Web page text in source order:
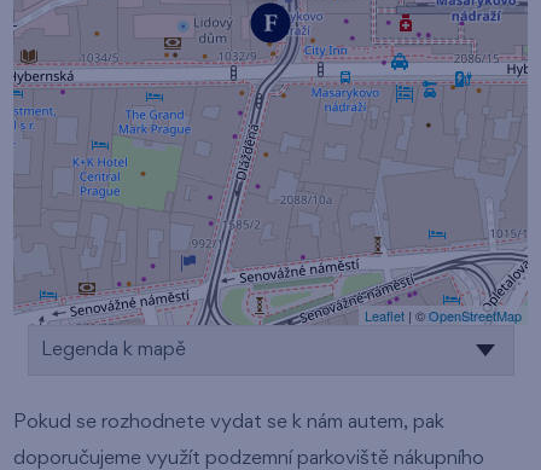
Leaflet| ©OpenStreetMap
Legenda k mapě
Pokud se rozhodnete vydat se k nám autem, pak
doporučujeme využít podzemní parkoviště nákupního